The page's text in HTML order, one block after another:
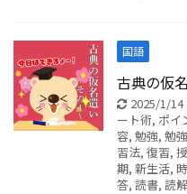
国語
古典の仮
2025/1/14
ート術, ポイ
容, 勉強, 勉
習法, 復習,
期, 新生活,
答, 読書, 読